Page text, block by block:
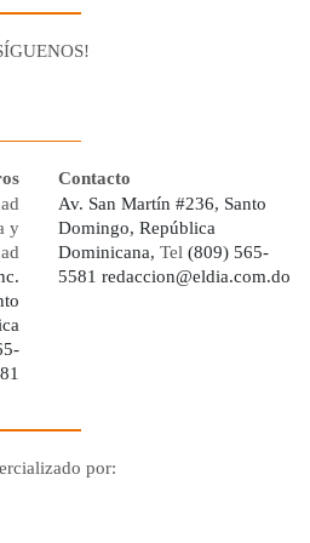
y
Contacto
Av. San Martín #236, Santo
Domingo, República
Dominicana, Tel (809) 565-
5581 redaccion@eldia.com.do
por: